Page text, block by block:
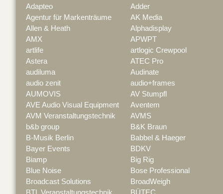
Adapteo
Adder
Agentur für Markenträume
AK Media
Allen & Heath
Alphadisplay
AMX
APWPT
artlife
artlogic Crewpool
Astera
ATEC Pro
audiluma
Audinate
audio zenit
audio+frames
AUMOVIS
AV Stumpfl
AVE Audio Visual Equipment
Aventem
AVM Veranstaltungstechnik
AVMS
b&b group
B&K Braun
B-Musik Berlin
Babbel & Haeger
Bayer Events
BDKV
Biamp
Big Rig
Blue Noise
Bose Professional
Broadcast Solutions
BroadWeigh
BTL Veranstaltungstechnik
BÜTEC